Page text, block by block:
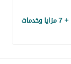
Iron and + 7 مزايا وخدمات